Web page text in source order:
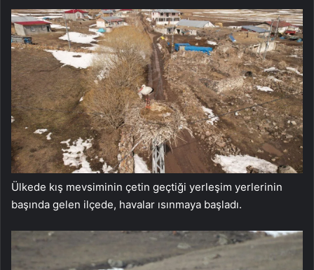
Ülkede kış mevsiminin çetin geçtiği yerleşim yerlerinin
başında gelen ilçede, havalar ısınmaya başladı.